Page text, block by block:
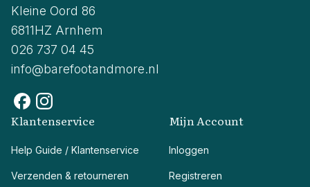
Kleine Oord 86
6811HZ Arnhem
026 737 04 45
info@barefootandmore.nl
Klantenservice
Help Guide / Klantenservice
Verzenden & retourneren
Mijn Account
Inloggen
Registreren